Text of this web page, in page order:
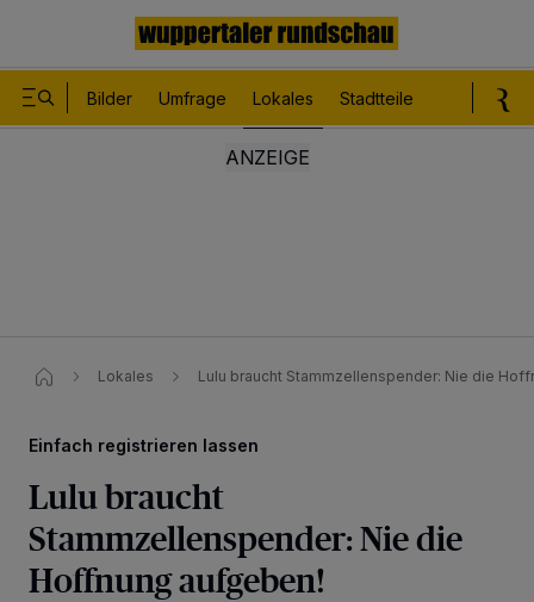
Bilder Umfrage Lokales Stadtteile
Lokales Lulu braucht Stammzellenspender: Nie die
Einfach registrieren lassen
Lulu braucht
Stammzellenspender: Nie die
Hoffnung aufgeben!